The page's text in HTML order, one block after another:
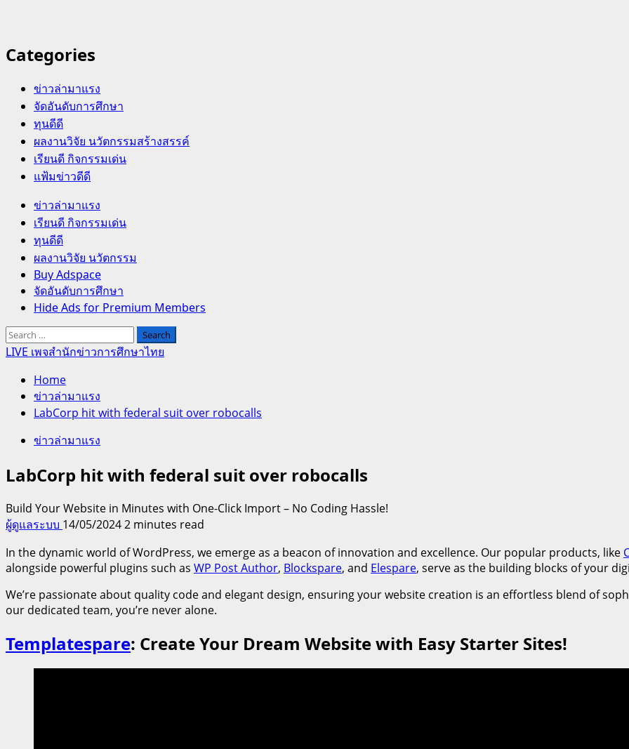
Categories
ข่าวล่ามาแรง
จัดอันดับการศึกษา
ทุนดีดี
ผลงานวิจัย นวัตกรรมสร้างสรรค์
เรียนดี กิจกรรมเด่น
แฟ้มข่าวดีดี
Primary
Menu
ข่าวล่ามาแรง
เรียนดี กิจกรรมเด่น
ทุนดีดี
ผลงานวิจัย นวัตกรรม
Buy Adspace
จัดอันดับการศึกษา
Hide Ads for Premium Members
Search
for:
LIVE เพจสำนักข่าวการศึกษาไทย
Home
ข่าวล่ามาแรง
LabCorp hit with federal suit over robocalls
ข่าวล่ามาแรง
LabCorp hit with federal suit over robocalls
Build Your Website in Minutes with One-Click Import – No Coding Hassle!
ผู้ดูแลระบบ 14/05/20242 minutes read
In the dynamic world of WordPress, we emerge as a beacon of innovation and excellence. Our popular products, like
alongside powerful plugins such as WP Post Author, Blockspare, and Elespare, serve as the building blocks of your
We’re passionate about quality code and elegant design, ensuring your website creation is an effortless blend of
our dedicated team, you’re never alone.
Templatespare: Create Your Dream Website with Easy Starter Sites!